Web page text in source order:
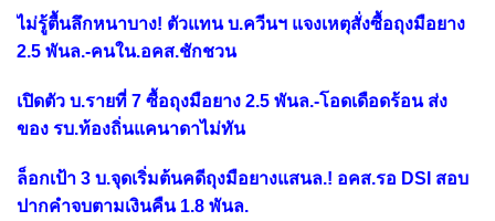
ไม่รู้ตื้นลึกหนาบาง! ตัวแทน บ.ควีนฯ แจงเหตุสั่งซื้อถุงมือยาง
2.5 พันล.-คนใน.อคส.ชักชวน
เปิดตัว บ.รายที่ 7 ซื้อถุงมือยาง 2.5 พันล.-โอดเดือดร้อน ส่ง
ของ รบ.ท้องถิ่นแคนาดาไม่ทัน
ล็อกเป้า 3 บ.จุดเริ่มต้นคดีถุงมือยางแสนล.! อคส.รอ DSI สอบ
ปากคำจบตามเงินคืน 1.8 พันล.